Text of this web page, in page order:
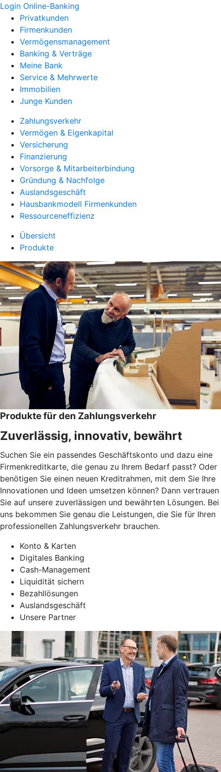
Login Online-Banking
Privatkunden
Firmenkunden
Vermögensmanagement
Banking & Verträge
Meine Bank
Service & Mehrwerte
Immobilien
Junge Kunden
Zahlungsverkehr
Vermögen & Eigenkapital
Versicherung
Finanzierung
Vorsorge & Mitarbeiterbindung
Gründung & Nachfolge
Auslandsgeschäft
Hausbankmodell Firmenkunden
Ressourceneffizienz
Übersicht
Produkte
Produkte für den Zahlungsverkehr
Zuverlässig, innovativ, bewährt
Suchen Sie ein passendes Geschäftskonto und dazu eine
Firmenkreditkarte, die genau zu Ihrem Bedarf passt? Oder
benötigen Sie einen neuen Kreditrahmen, mit dem Sie Ihre
Innovationen und Ideen umsetzen können? Dann vertrauen
Sie auf unsere zuverlässigen und bewährten Lösungen. Bei
uns bekommen Sie genau die Leistungen, die Sie für Ihren
professionellen Zahlungsverkehr brauchen.
Konto & Karten
Digitales Banking
Cash-Management
Liquidität sichern
Bezahllösungen
Auslandsgeschäft
Unsere Partner